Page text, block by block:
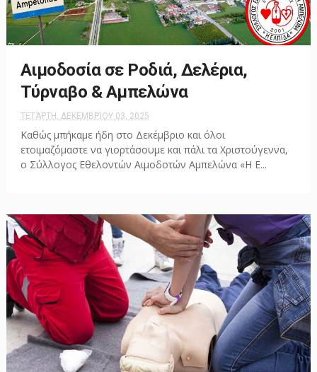
Αιμοδοσία σε Ροδιά, Δελέρια,
Τύρναβο & Αμπελώνα
ΤΕΤΆΡΤΗ, ΔΕΚΕΜΒΡΊΟΥ 03, 2025
Καθώς μπήκαμε ήδη στο Δεκέμβριο και όλοι
ετοιμαζόμαστε να γιορτάσουμε και πάλι τα Χριστούγεννα,
ο Σύλλογος Εθελοντών Αιμοδοτών Αμπελώνα «Η Ε...